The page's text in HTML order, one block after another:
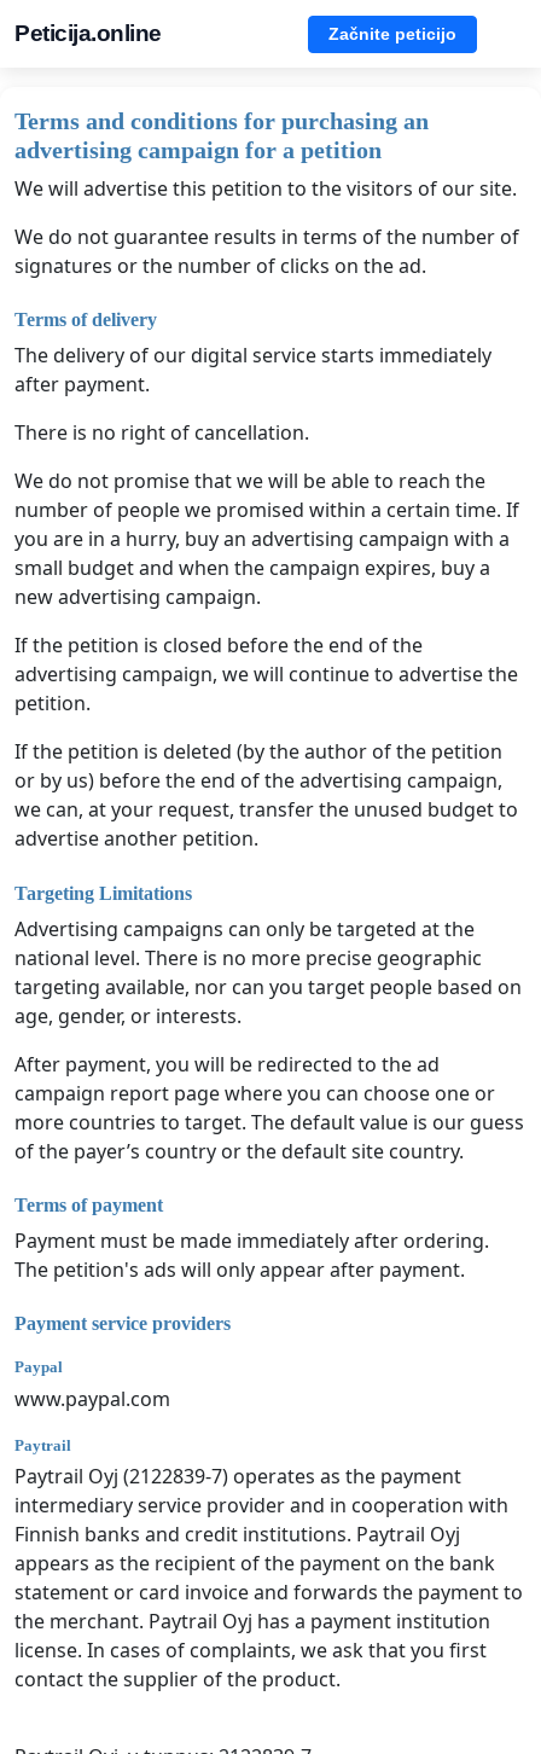
Peticija.online Začnite peticijo
Terms and conditions for purchasing an
advertising campaign for a petition
We will advertise this petition to the visitors of our site.
We do not guarantee results in terms of the number of
signatures or the number of clicks on the ad.
Terms of delivery
The delivery of our digital service starts immediately
after payment.
There is no right of cancellation.
We do not promise that we will be able to reach the
number of people we promised within a certain time. If
you are in a hurry, buy an advertising campaign with a
small budget and when the campaign expires, buy a
new advertising campaign.
If the petition is closed before the end of the
advertising campaign, we will continue to advertise the
petition.
If the petition is deleted (by the author of the petition
or by us) before the end of the advertising campaign,
we can, at your request, transfer the unused budget to
advertise another petition.
Targeting Limitations
Advertising campaigns can only be targeted at the
national level. There is no more precise geographic
targeting available, nor can you target people based on
age, gender, or interests.
After payment, you will be redirected to the ad
campaign report page where you can choose one or
more countries to target. The default value is our guess
of the payer’s country or the default site country.
Terms of payment
Payment must be made immediately after ordering.
The petition's ads will only appear after payment.
Payment service providers
Paypal
www.paypal.com
Paytrail
Paytrail Oyj (2122839-7) operates as the payment
intermediary service provider and in cooperation with
Finnish banks and credit institutions. Paytrail Oyj
appears as the recipient of the payment on the bank
statement or card invoice and forwards the payment to
the merchant. Paytrail Oyj has a payment institution
license. In cases of complaints, we ask that you first
contact the supplier of the product.